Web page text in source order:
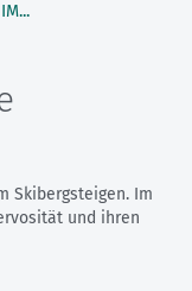
Skibergsteigen. Im
und ihren